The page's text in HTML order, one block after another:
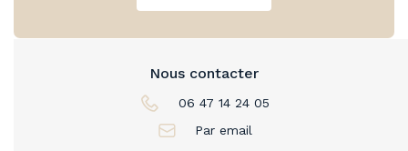
Nous contacter
06 47 14 24 05
Par email